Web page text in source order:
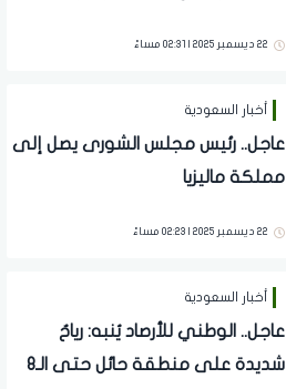
22 ديسمبر 2025 | 02:31 مساءً
أخبار السعودية
عاجل.. رئيس مجلس الشورى يصل إلى
مملكة ماليزيا
22 ديسمبر 2025 | 02:23 مساءً
أخبار السعودية
عاجل.. الوطني للأرصاد يُنبه: رياحٌ
شديدة على منطقة حائل حتى الـ8